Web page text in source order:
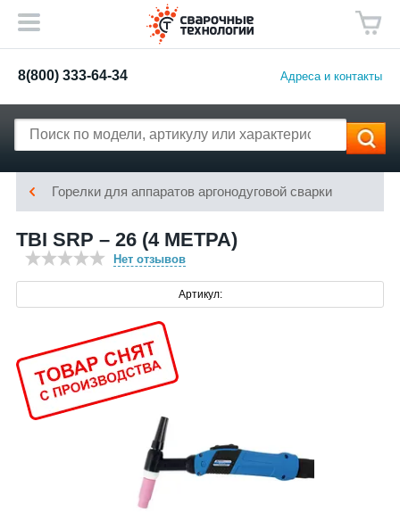
8(800) 333-64-34 Адреса и контакты
Горелки для аппаратов аргонодуговой сварки
TBI SRP – 26 (4 МЕТРА)
Нет отзывов
Артикул: